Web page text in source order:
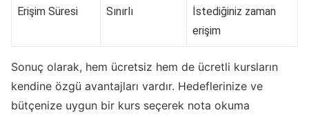
Erişim Süresi Sınırlı
İstediğiniz zaman
erişim
Sonuç olarak, hem ücretsiz hem de ücretli kursların
kendine özgü avantajları vardır. Hedeflerinize ve
bütçenize uygun bir kurs seçerek nota okuma